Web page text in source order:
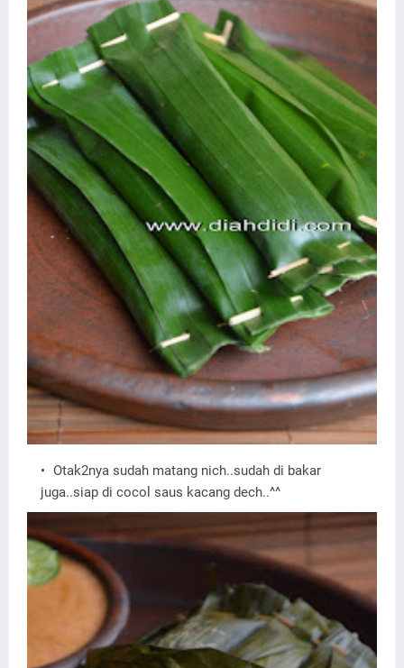
Otak2nya sudah matang nich..sudah di bakar
juga..siap di cocol saus kacang dech..^^